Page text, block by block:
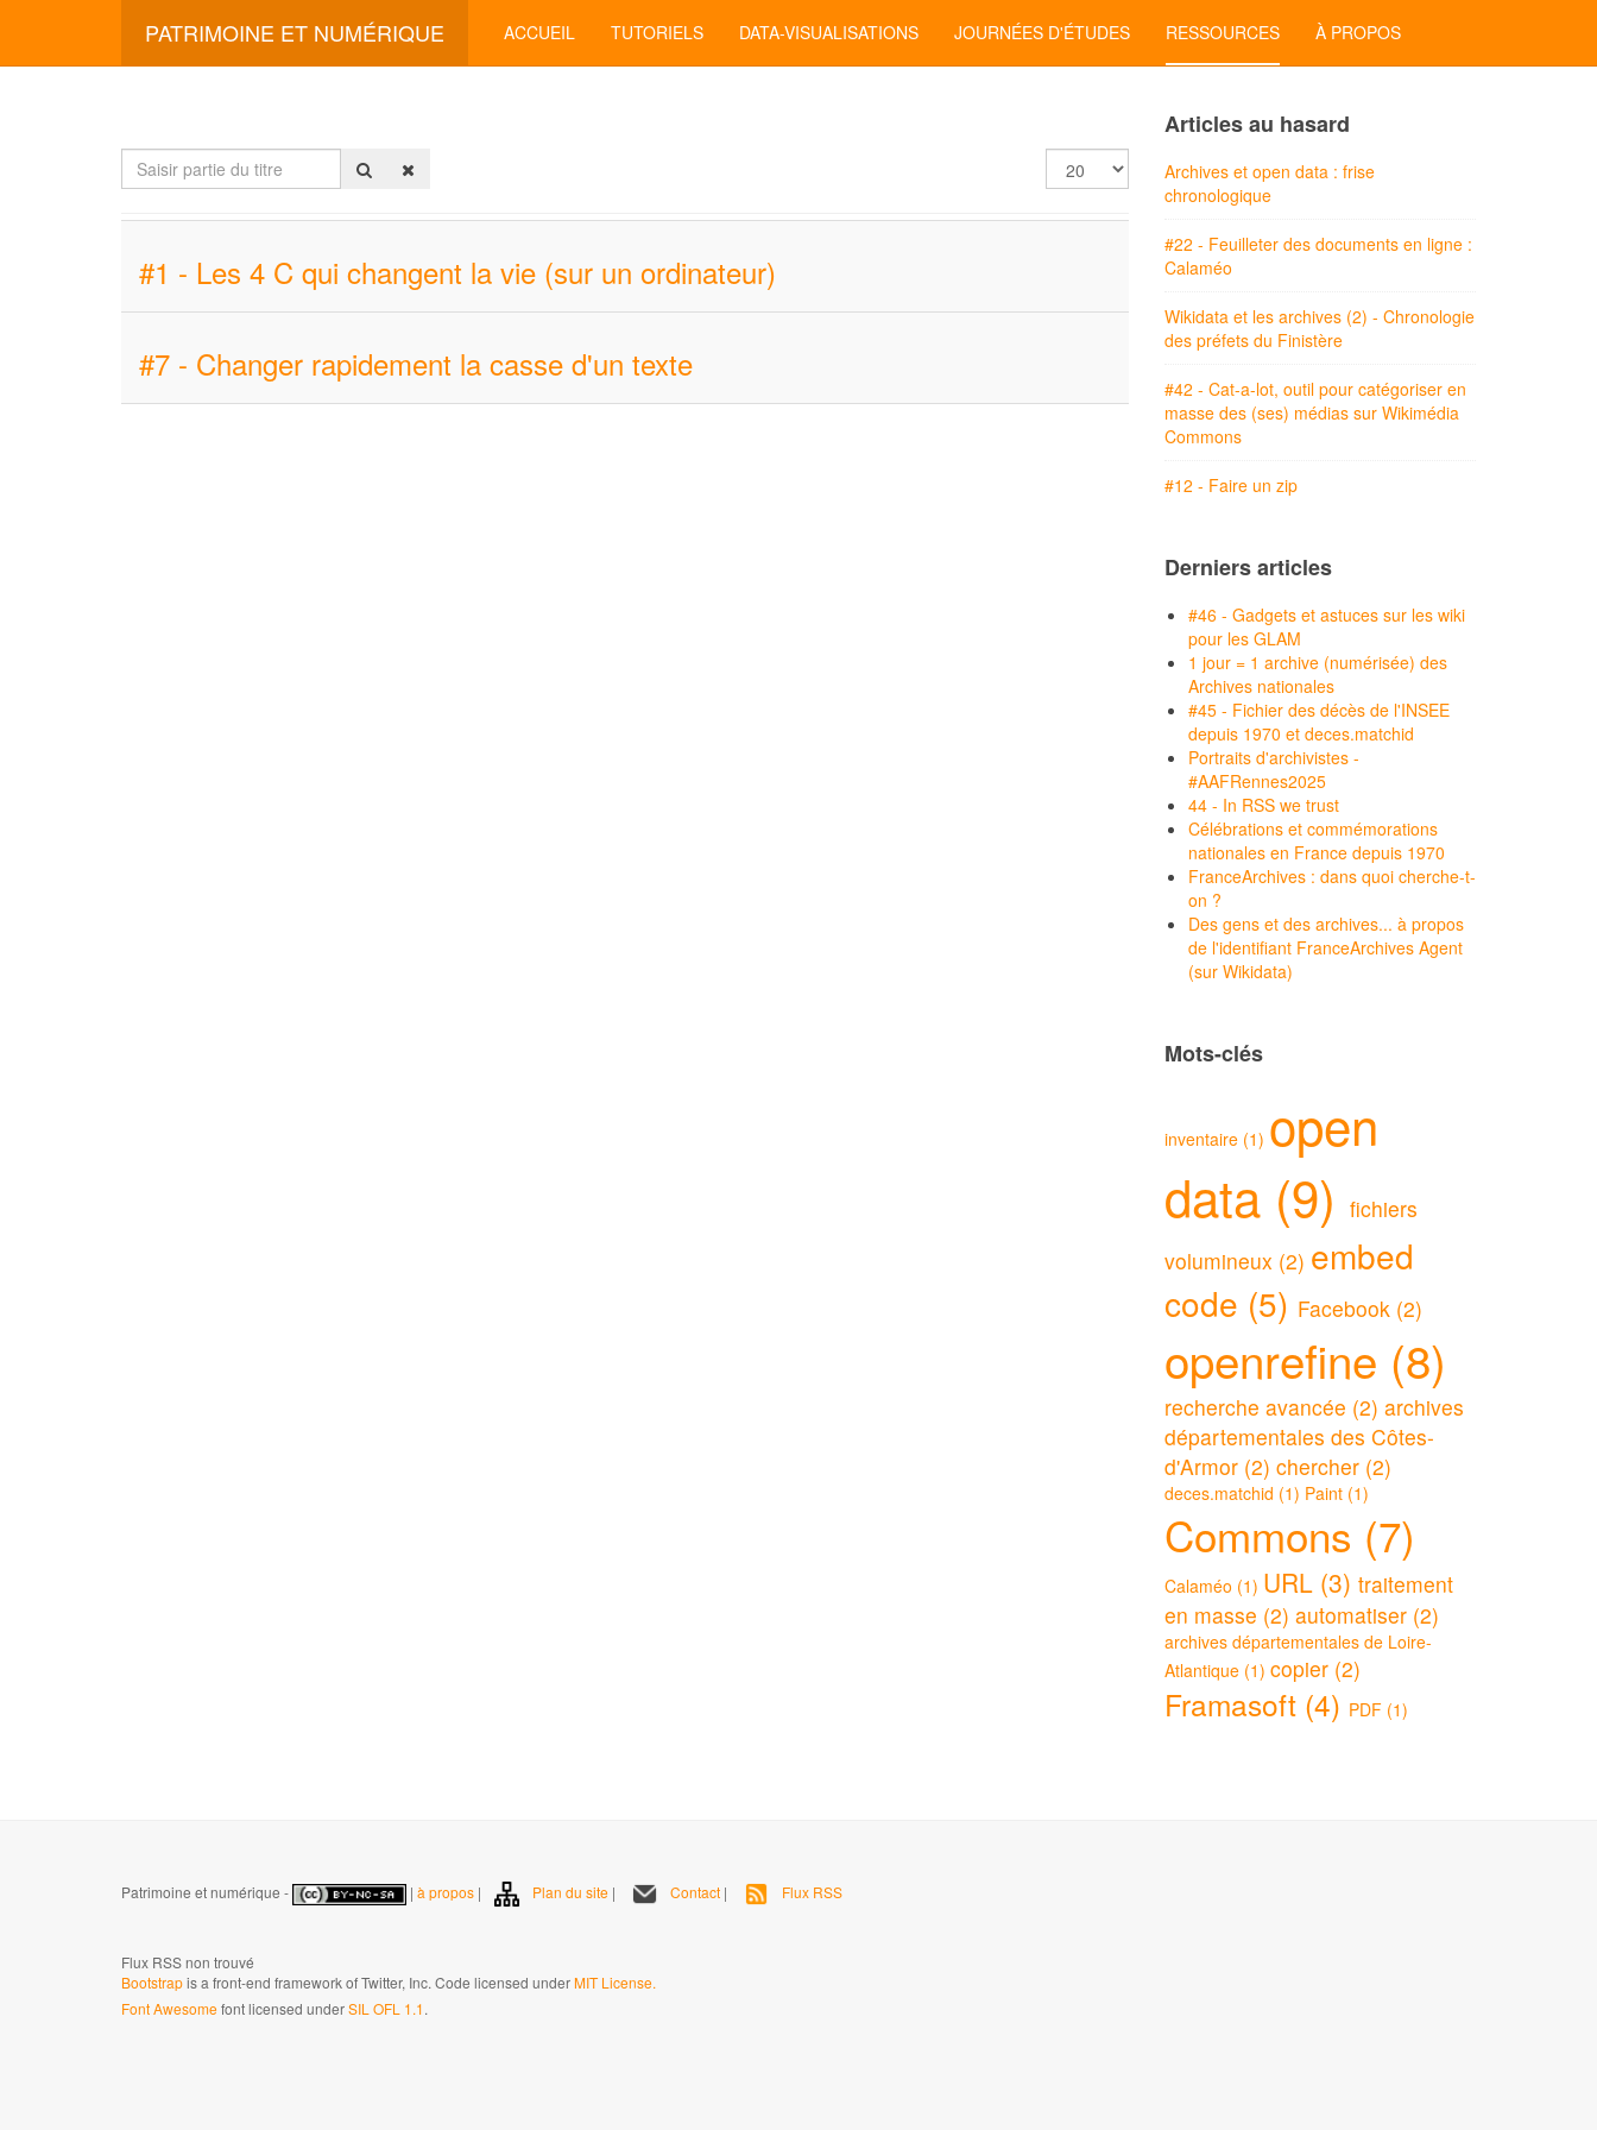
PATRIMOINE ET NUMÉRIQUE ACCUEIL TUTORIELS DATA-VISUALISATIONS JOURNÉES D'ÉTUDES RESSOURCES À PROPOS
Saisir
partie
Afficher
#
#1 - Les 4 C qui changent la vie (sur un ordinateur)
#7 - Changer rapidement la casse d'un texte
Articles au hasard
Archives et open data : frise
chronologique
#22 - Feuilleter des documents en ligne :
Calaméo
Wikidata et les archives (2) - Chronologie
des préfets du Finistère
#42 - Cat-a-lot, outil pour catégoriser en
masse des (ses) médias sur Wikimédia
Commons
#12 - Faire un zip
Derniers articles
#46 - Gadgets et astuces sur les wiki
pour les GLAM
1 jour = 1 archive (numérisée) des
Archives nationales
#45 - Fichier des décès de l'INSEE
depuis 1970 et deces.matchid
Portraits d'archivistes -
#AAFRennes2025
44 - In RSS we trust
Célébrations et commémorations
nationales en France depuis 1970
FranceArchives : dans quoi cherche-t-
on ?
Des gens et des archives... à propos
de l'identifiant FranceArchives Agent
(sur Wikidata)
Mots-clés
inventaire (1) open
data (9) fichiers
volumineux (2) embed
code (5) Facebook (2)
openrefine (8)
recherche avancée (2) archives
départementales des Côtes-
d'Armor (2) chercher (2)
deces.matchid (1) Paint (1)
Commons (7)
Calaméo (1) URL (3) traitement
en masse (2) automatiser (2)
archives départementales de Loire-
Atlantique (1) copier (2)
Framasoft (4) PDF (1)
Patrimoine et numérique - | à propos | Plan du site | Contact | Flux RSS
Flux RSS non trouvé
Bootstrapis a front-end framework of Twitter, Inc. Code licensed underMIT License.
Font Awesomefont licensed underSIL OFL 1.1.